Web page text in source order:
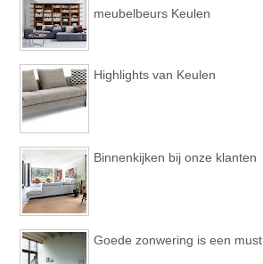
meubelbeurs Keulen
Highlights van Keulen
Binnenkijken bij onze klanten
Goede zonwering is een must